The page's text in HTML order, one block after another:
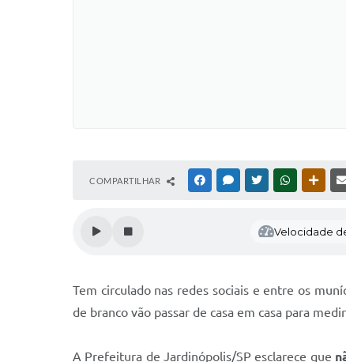
COMPARTILHAR FACEBOOKMESSENGER
TWITTERWHATSAPP
Velocidade
Tem circulado nas redes sociais e entre os
de branco vão passar de casa em casa para
A Prefeitura de Jardinópolis/SP esclarece que